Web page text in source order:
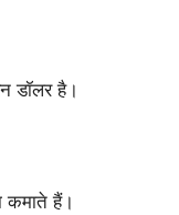
डॉलर है।
कमाते हैं।